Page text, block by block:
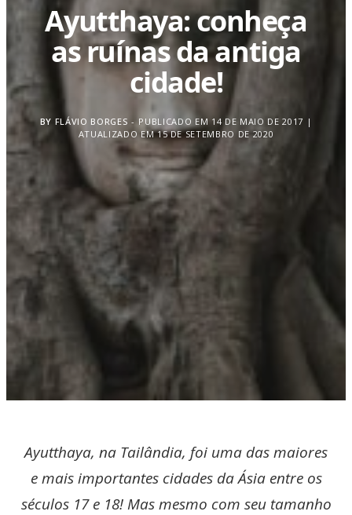
Ayutthaya: conheça
as ruínas da antiga
cidade!
BY FLÁVIO BORGES
PUBLICADO EM 14 DE MAIO DE 2017 |
ATUALIZADO EM 15 DE SETEMBRO DE 2020
Ayutthaya, na Tailândia, foi uma das maiores
e mais importantes cidades da Ásia entre os
séculos 17 e 18! Mas mesmo com seu tamanho